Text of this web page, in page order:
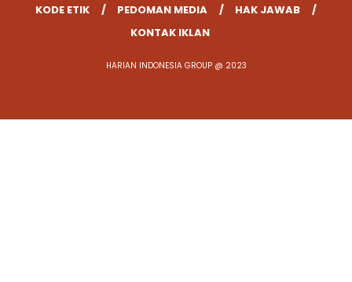
KODE ETIK
PEDOMAN MEDIA
HAK JAWAB
KONTAK IKLAN
HARIAN INDONESIA GROUP @ 2023